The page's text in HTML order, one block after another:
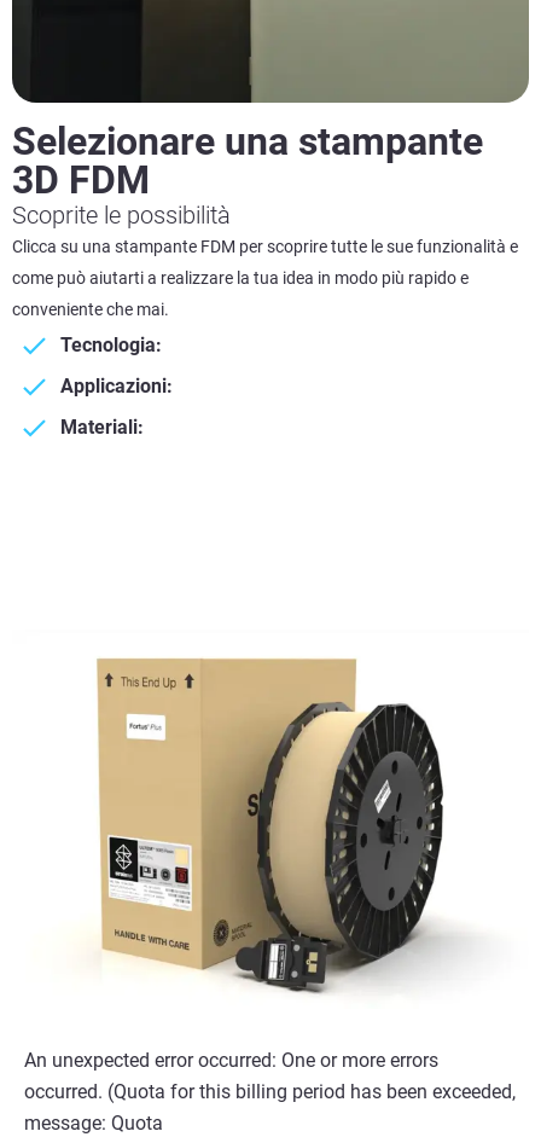
Selezionare una stampante
3D FDM
Scoprite le possibilità
Clicca su una stampante FDM per scoprire tutte le sue funzionalità e
come può aiutarti a realizzare la tua idea in modo più rapido e
conveniente che mai.
Tecnologia:
Applicazioni:
Materiali:
An unexpected error occurred: One or more errors
occurred. (Quota for this billing period has been exceeded,
message: Quota